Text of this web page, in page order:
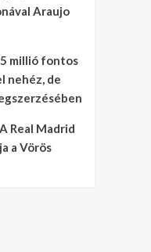
Araujo
millió fontos
nehéz, de
Real Madrid
a Vörös